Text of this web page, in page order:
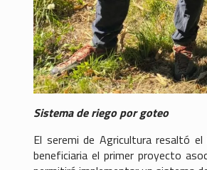
Sistema de riego por goteo
El seremi de Agricultura resaltó
beneficiaria el primer proyecto